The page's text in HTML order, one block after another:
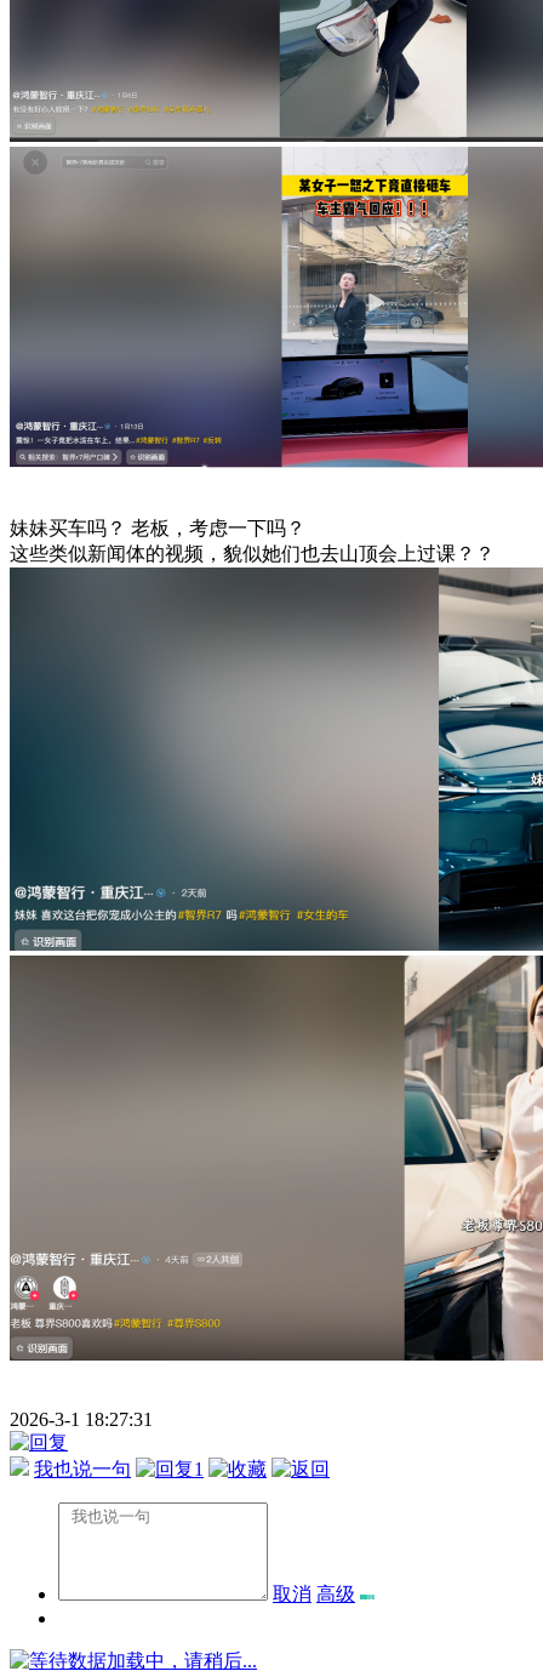
妹妹买车吗？ 老板，考虑一下吗？
这些类似新闻体的视频，貌似她们也去山顶会上过课？？
2026-3-1 18:27:31
我也说一句 1
取消 高级
数据加载中，请稍后...